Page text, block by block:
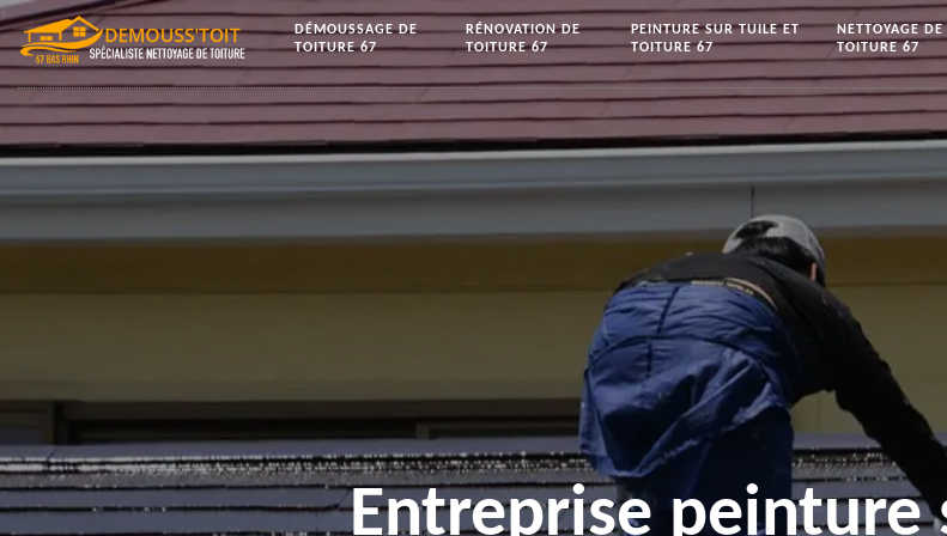
DÉMOUSSAGE DE
TOITURE 67
RÉNOVATION DE
TOITURE 67
PEINTURE SUR TUILE ET
TOITURE 67
NETTOYAGE DE
TOITURE 67
Entreprise